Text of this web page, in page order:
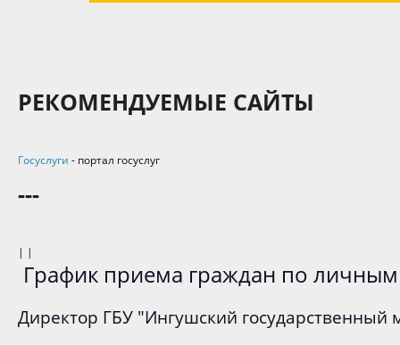
РЕКОМЕНДУЕМЫЕ САЙТЫ
Госуслуги - портал госуслуг
---
| |
График приема граждан по
Директор ГБУ "Ингушский